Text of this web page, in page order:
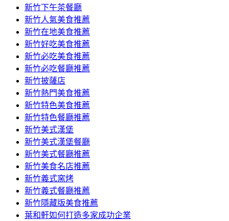
新竹下午茶餐廳
新竹人氣美食推薦
新竹在地美食推薦
新竹好吃美食推薦
新竹必吃美食推薦
新竹必吃餐廳推薦
新竹披薩店
新竹熱門美食推薦
新竹特色美食推薦
新竹特色餐廳推薦
新竹美式漢堡
新竹美式漢堡餐廳
新竹美式餐廳推薦
新竹美食名店推薦
新竹義式窯烤
新竹義式餐廳推薦
新竹隱藏版美食推薦
葉和軒如何打造多家成功企業